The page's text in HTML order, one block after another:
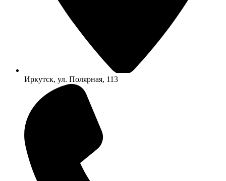
Иркутск, ул. Полярная, 113